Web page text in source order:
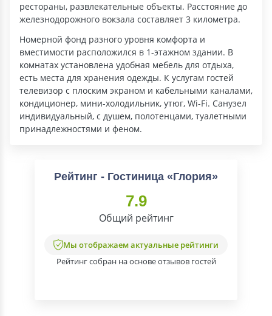
рестораны, развлекательные объекты. Расстояние до
железнодорожного вокзала составляет 3 километра.
Номерной фонд разного уровня комфорта и
вместимости расположился в 1-этажном здании. В
комнатах установлена удобная мебель для отдыха,
есть места для хранения одежды. К услугам гостей
телевизор с плоским экраном и кабельными каналами,
кондиционер, мини-холодильник, утюг, Wi-Fi. Санузел
индивидуальный, с душем, полотенцами, туалетными
принадлежностями и феном.
Рейтинг - Гостиница «Глория»
7.9
Общий рейтинг
Мы отображаем актуальные рейтинги
Рейтинг собран на основе отзывов гостей